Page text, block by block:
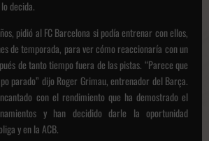
decida.
pidió al FC Barcelona si podía entrenar con ellos,
de temporada, para ver cómo reaccionaría con un
de tanto tiempo fuera de las pistas. “Parece que
parado” dijo Roger Grimau, entrenador del Barça.
con el rendimiento que ha demostrado el
y han decidido darle la oportunidad
y en la ACB.